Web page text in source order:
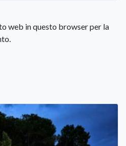
web in questo browser per la